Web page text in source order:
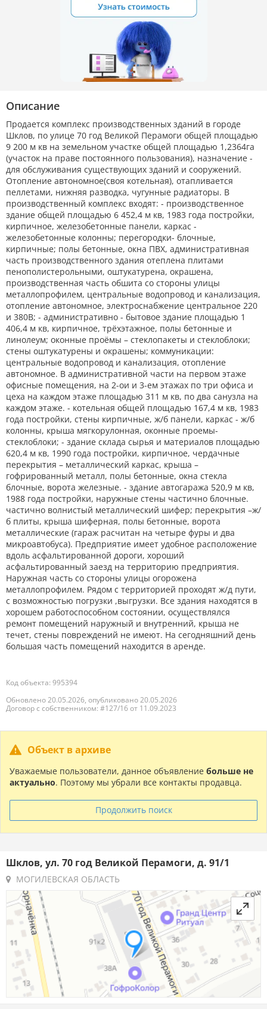
Описание
Продается комплекс производственных зданий в городе
Шклов, по улице 70 год Великой Перамоги общей площадью
9 200 м кв на земельном участке общей площадью 1,2364га
(участок на праве постоянного пользования), назначение -
для обслуживания существующих зданий и сооружений.
Отопление автономное(своя котельная), отапливается
пеллетами, нижняя разводка, чугунные радиаторы. В
производственный комплекс входят: - производственное
здание общей площадью 6 452,4 м кв, 1983 года постройки,
кирпичное, железобетонные панели, каркас -
железобетонные колонны; перегородки- блочные,
кирпичные; полы бетонные, окна ПВХ, административная
часть производственного здания отеплена плитами
пенополистерольными, оштукатурена, окрашена,
производственная часть обшита со стороны улицы
металлопрофилем, центральные водопровод и канализация,
отопление автономное, электроснабжение центральное 220
и 380В; - административно - бытовое здание площадью 1
406,4 м кв, кирпичное, трёхэтажное, полы бетонные и
линолеум; оконные проёмы – стеклопакеты и стеклоблоки;
стены оштукатурены и окрашены; коммуникации:
центральные водопровод и канализация, отопление
автономное. В административной части на первом этаже
офисные помещения, на 2-ои и 3-ем этажах по три офиса и
цеха на каждом этаже площадью 311 м кв, по два санузла на
каждом этаже. - котельная общей площадью 167,4 м кв, 1983
года постройки, стены кирпичные, ж/б панели, каркас - ж/б
колонны, крыша мягкорулонная, оконные проемы-
стеклоблоки; - здание склада сырья и материалов площадью
620,4 м кв, 1990 года постройки, кирпичное, чердачные
перекрытия – металлический каркас, крыша –
гофрированный металл, полы бетонные, окна стекла
блочные, ворота железные. - здание автогаража 520,9 м кв,
1988 года постройки, наружные стены частично блочные.
частично волнистый металлический шифер; перекрытия –ж/
б плиты, крыша шиферная, полы бетонные, ворота
металлические (гараж расчитан на четыре фуры и два
микроавтобуса). Предприятие имеет удобное расположение
вдоль асфальтированной дороги, хороший
асфальтированный заезд на территорию предприятия.
Наружная часть со стороны улицы огорожена
металлопрофилем. Рядом с территорией проходят ж/д пути,
с возможностью погрузки ,выгрузки. Все здания находятся в
хорошем работоспособном состоянии, осуществлялся
ремонт помещений наружный и внутренний, крыша не
течет, стены повреждений не имеют. На сегодняшний день
большая часть помещений находится в аренде.
Код объекта: 995394
Обновлено 20.05.2026, опубликовано 20.05.2026
Договор с собственником: #127/16 от 11.09.2023
Объект в архиве
Уважаемые пользователи, данное объявление больше не
актуально. Поэтому мы убрали все контакты продавца.
Продолжить поиск
Шклов, ул. 70 год Великой Перамоги, д. 91/1
МОГИЛЕВСКАЯ ОБЛАСТЬ